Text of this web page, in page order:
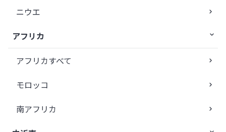
ニウエ
アフリカ
アフリカすべて
モロッコ
南アフリカ